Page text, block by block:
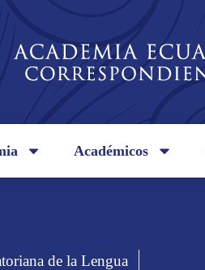
Académicos
de la Lengua